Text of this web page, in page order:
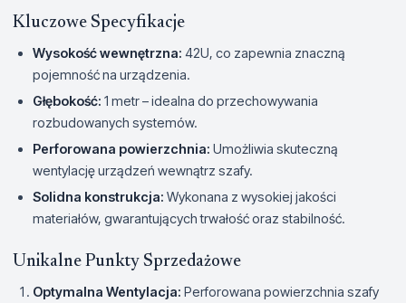
Kluczowe Specyfikacje
Wysokość wewnętrzna: 42U, co zapewnia znaczną
pojemność na urządzenia.
Głębokość: 1 metr – idealna do przechowywania
rozbudowanych systemów.
Perforowana powierzchnia: Umożliwia skuteczną
wentylację urządzeń wewnątrz szafy.
Solidna konstrukcja: Wykonana z wysokiej jakości
materiałów, gwarantujących trwałość oraz stabilność.
Unikalne Punkty Sprzedażowe
Optymalna Wentylacja: Perforowana powierzchnia szafy